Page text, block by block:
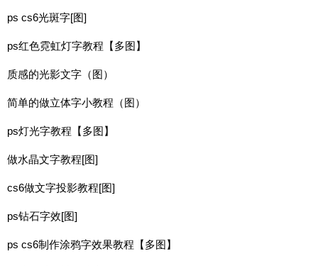
ps cs6光斑字[图]
ps红色霓虹灯字教程【多图】
质感的光影文字（图）
简单的做立体字小教程（图）
ps灯光字教程【多图】
做水晶文字教程[图]
cs6做文字投影教程[图]
ps钻石字效[图]
ps cs6制作涂鸦字效果教程【多图】